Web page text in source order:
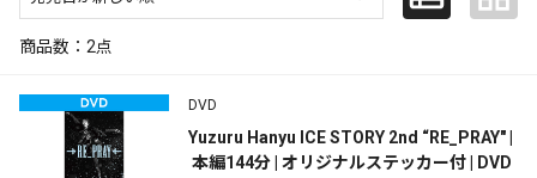
商品数： 2点
DVD
Yuzuru Hanyu ICE STORY 2nd “RE_PRAY" |
本編144分 | オリジナルステッカー付 | DVD